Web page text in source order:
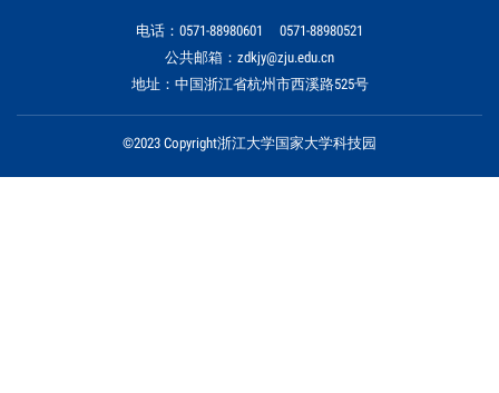
电话：0571-88980601 0571-88980521
公共邮箱：zdkjy@zju.edu.cn
地址：中国浙江省杭州市西溪路525号
©2023 Copyright浙江大学国家大学科技园